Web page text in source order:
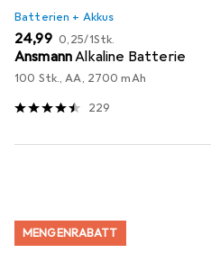
Batterien + Akkus
EUR
24,99 EUR
0,25/1Stk.
AnsmannAlkaline Batterie
100 Stk., AA, 2700 mAh
229
MENGENRABATT